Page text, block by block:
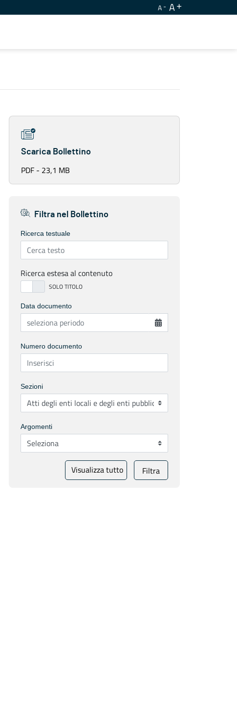
A A
Scarica Bollettino
PDF - 23,1 MB
Filtra nel Bollettino
Ricerca testuale
Ricerca estesa al contenuto
Data documento
Numero documento
Sezioni
Argomenti
Visualizza tutto Filtra